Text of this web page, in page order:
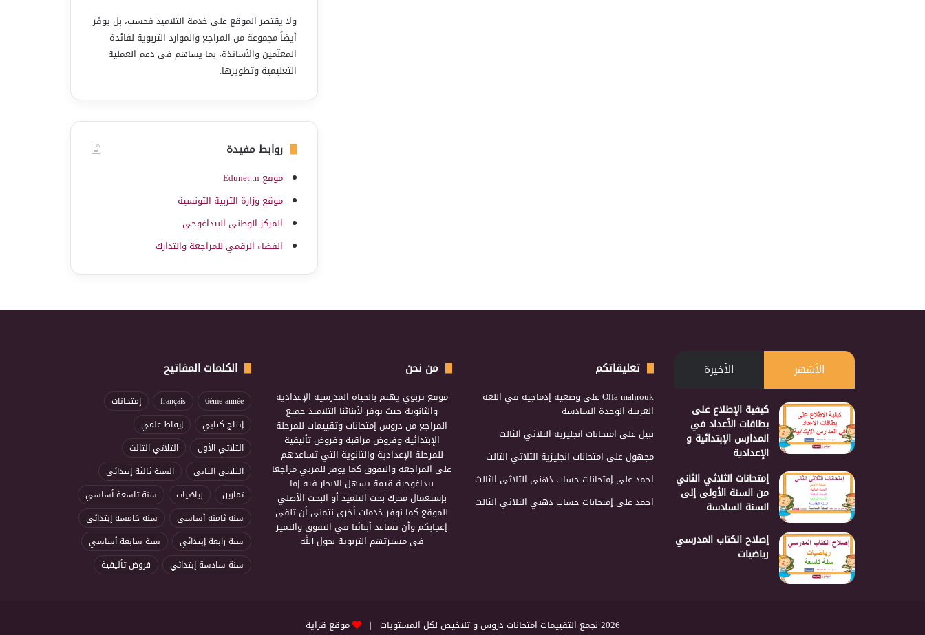
ولا يقتصر الموقع على خدمة التلاميذ فحسب، بل يوفّر
أيضاً مجموعة من المراجع والموارد التربوية لفائدة
المعلّمين والأساتذة، بما يساهم في دعم العملية
التعليمية وتطويرها.
روابط مفيدة
موقع Edunet.tn
موقع وزارة التربية التونسية
المركز الوطني البيداغوجي
الفضاء الرقمي للمراجعة والتدارك
الأشهر الأخيرة
كيفية الإطلاع على
بطاقات الأعداد في
المدارس الإبتدائية و
الإعدادية
إمتحانات الثلاثي الثاني
من السنة الأولى إلى
السنة السادسة
إصلاح الكتاب المدرسي
رياضيات
تعليقاتكم
Olfa mahroukعلىوضعية إدماجية في اللغة
العربية الوحدة السادسة
نبيلعلى امتحانات انجليزية الثلاثي الثالث
مجهولعلى امتحانات انجليزية الثلاثي الثالث
احمدعلى إمتحانات حساب ذهني الثلاثي الثالث
احمدعلى إمتحانات حساب ذهني الثلاثي الثالث
من نحن
موقع تربوي يهتم بالحياة المدرسية الإعدادية
والثانوية حيث يوفر لأبنائنا التلاميذ جميع
المراجع من دروس إمتحانات وتقييمات للمرحلة
الإبتدائية وفروض مراقبة وفروض تأليفية
للمرحلة الإعدادية والثانوية التي تساعدهم
على المراجعة والتفوق كما يوفر للمربي مراجعا
بيداغوجية قيمة يسهل الابحار فيه إما
بإستعمال محرك بحث التلميذ أو البحث الأصلي
للموقع كما نوفر خدمات أخرى نتمنى أن تلقى
إعجابكم وأن تساعد أبنائنا في التفوق والتميز
في مسيرتهم التربوية بحول الله
الكلمات المفاتيح
6ème année
français
إمتحانات
إنتاج كتابي
إيقاظ علمي
الثلاثي الأول
الثلاثي الثالث
الثلاثي الثاني
السنة ثالثة إبتدائي
تمارين
رياضيات
سنة تاسعة أساسي
سنة ثامنة أساسي
سنة خامسة إبتدائي
سنة رابعة إبتدائي
سنة سابعة أساسي
سنة سادسة إبتدائي
فروض تأليفية
2026 نجمع التقييمات امتحانات دروس و تلاخيص لكل المستويات | موقع قراية